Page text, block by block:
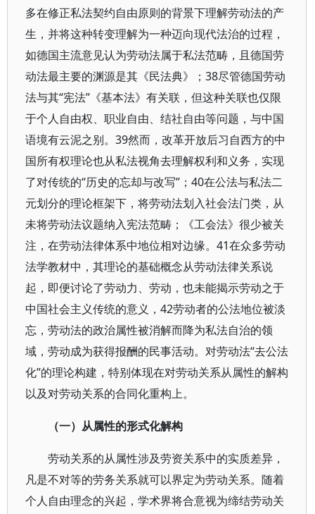
多在修正私法契约自由原则的背景下理解劳动法的产
生，并将这种转变理解为一种迈向现代法治的过程，
如德国主流意见认为劳动法属于私法范畴，且德国劳
动法最主要的渊源是其《民法典》；38尽管德国劳动
法与其“宪法”《基本法》有关联，但这种关联也仅限
于个人自由权、职业自由、结社自由等问题，与中国
语境有云泥之别。39然而，改革开放后习自西方的中
国所有权理论也从私法视角去理解权利和义务，实现
了对传统的“历史的忘却与改写”；40在公法与私法二
元划分的理论框架下，将劳动法划入社会法门类，从
未将劳动法议题纳入宪法范畴；《工会法》很少被关
注，在劳动法律体系中地位相对边缘。41在众多劳动
法学教材中，其理论的基础概念从劳动法律关系说
起，即便讨论了劳动力、劳动，也未能揭示劳动之于
中国社会主义传统的意义，42劳动者的公法地位被淡
忘，劳动法的政治属性被消解而降为私法自治的领
域，劳动成为获得报酬的民事活动。对劳动法“去公法
化”的理论构建，特别体现在对劳动关系从属性的解构
以及对劳动关系的合同化重构上。
（一）从属性的形式化解构
劳动关系的从属性涉及劳资关系中的实质差异，
凡是不对等的劳务关系就可以界定为劳动关系。随着
个人自由理念的兴起，学术界将合意视为缔结劳动关